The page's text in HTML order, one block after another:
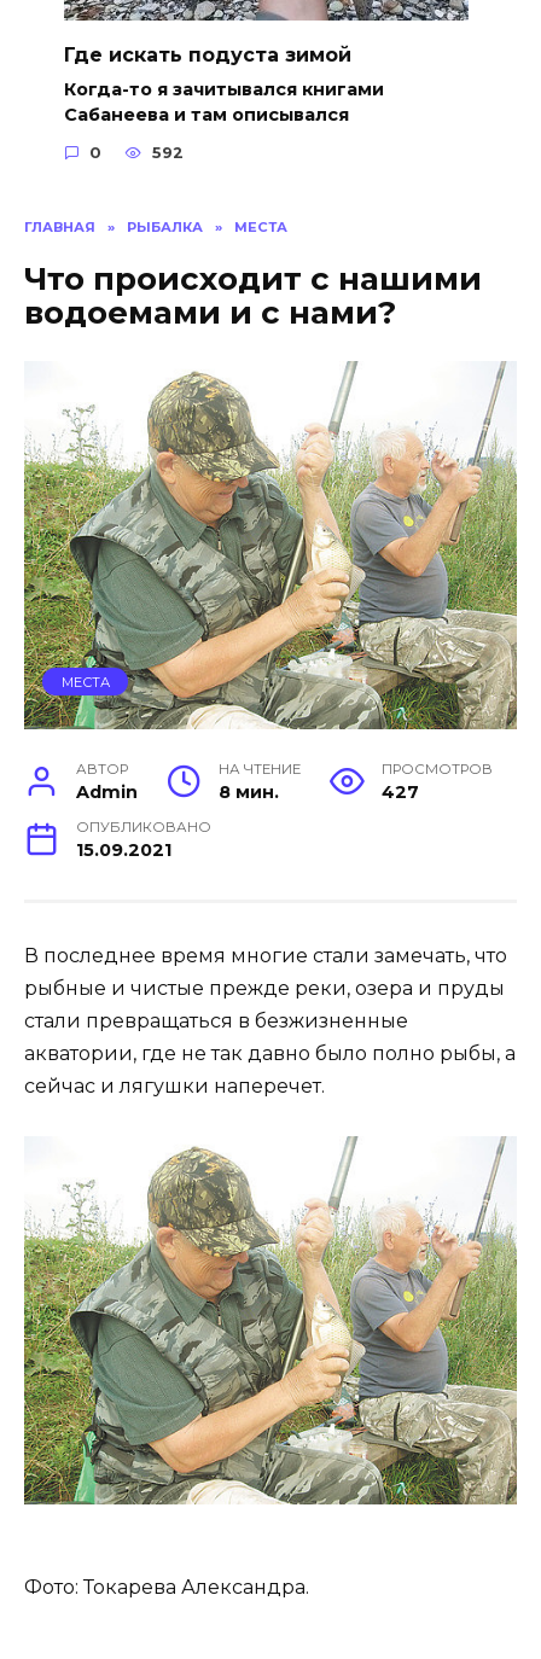
ГЛАВНАЯ » РЫБАЛКА » МЕСТА
Что происходит с нашими
водоемами и с нами?
МЕСТА
АВТОР
Admin
НА ЧТЕНИЕ
8 мин.
ПРОСМОТРОВ
427
ОПУБЛИКОВАНО
15.09.2021
В последнее время многие стали замечать, что
рыбные и чистые прежде реки, озера и пруды
стали превращаться в безжизненные
акватории, где не так давно было полно рыбы, а
сейчас и лягушки наперечет.
Фото: Токарева Александра.
Где искать подуста зимой
Когда-то я зачитывался книгами
Сабанеева и там описывался
0 592